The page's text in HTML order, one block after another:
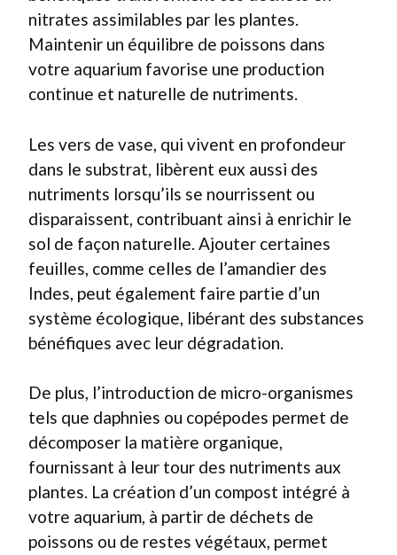
nitrates assimilables par les plantes.
Maintenir un équilibre de poissons dans
votre aquarium favorise une production
continue et naturelle de nutriments.
Les vers de vase, qui vivent en profondeur
dans le substrat, libèrent eux aussi des
nutriments lorsqu’ils se nourrissent ou
disparaissent, contribuant ainsi à enrichir le
sol de façon naturelle. Ajouter certaines
feuilles, comme celles de l’amandier des
Indes, peut également faire partie d’un
système écologique, libérant des substances
bénéfiques avec leur dégradation.
De plus, l’introduction de micro-organismes
tels que daphnies ou copépodes permet de
décomposer la matière organique,
fournissant à leur tour des nutriments aux
plantes. La création d’un compost intégré à
votre aquarium, à partir de déchets de
poissons ou de restes végétaux, permet